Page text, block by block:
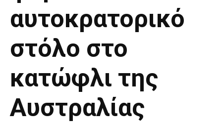
αυτοκρατορικό
στόλο στο
κατώφλι της
Αυστραλίας